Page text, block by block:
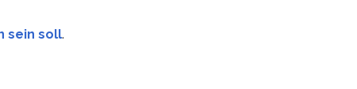
sein soll.